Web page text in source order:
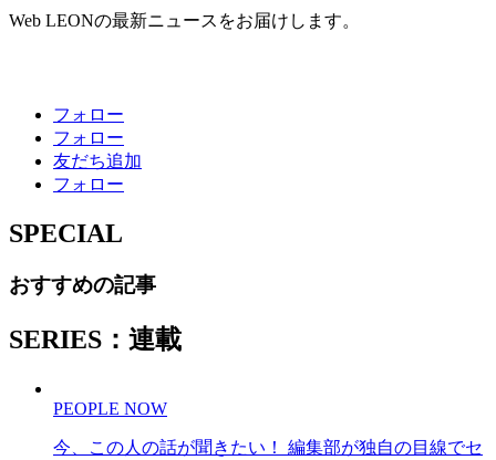
Web LEONの最新ニュースをお届けします。
フォロー
フォロー
友だち追加
フォロー
SPECIAL
おすすめの記事
SERIES：連載
PEOPLE NOW
今、この人の話が聞きたい！ 編集部が独自の目線でセ